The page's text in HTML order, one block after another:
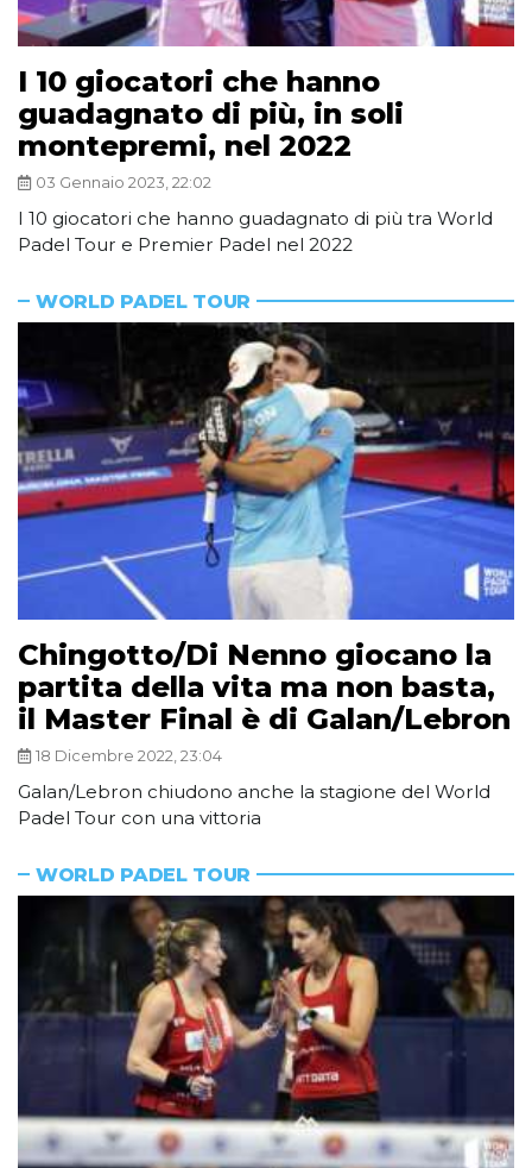
I 10 giocatori che hanno
guadagnato di più, in soli
montepremi, nel 2022
03 Gennaio 2023, 22:02
I 10 giocatori che hanno guadagnato di più tra World
Padel Tour e Premier Padel nel 2022
WORLD PADEL TOUR
Chingotto/Di Nenno giocano la
partita della vita ma non basta,
il Master Final è di Galan/Lebron
18 Dicembre 2022, 23:04
Galan/Lebron chiudono anche la stagione del World
Padel Tour con una vittoria
WORLD PADEL TOUR